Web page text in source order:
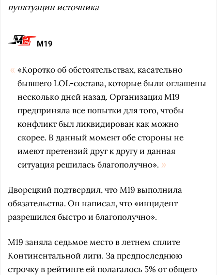
пунктуации источника
M19
«Коротко об обстоятельствах, касательно
бывшего LOL-состава, которые были оглашены
несколько дней назад. Организация М19
предприняла все попытки для того, чтобы
конфликт был ликвидирован как можно
скорее. В данный момент обе стороны не
имеют претензий друг к другу и данная
ситуация решилась благополучно».
Дворецкий подтвердил, что M19 выполнила
обязательства. Он написал, что «инцидент
разрешился быстро и благополучно».
M19 заняла седьмое место в летнем сплите
Континентальной лиги. За предпоследнюю
строчку в рейтинге ей полагалось 5% от общего